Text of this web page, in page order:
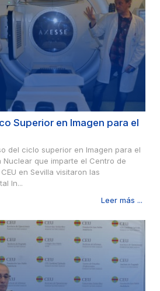
Superior en Imagen para el
del ciclo superior en Imagen para el
Nuclear que imparte el Centro de
en Sevilla visitaron las
In...
Leer más ...